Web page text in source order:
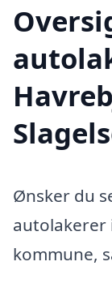
Ønsker du
autolakerer
kommune,